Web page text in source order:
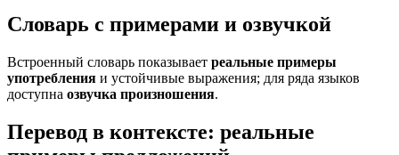
Словарь с примерами и озвучкой
Встроенный словарь показывает реальные примеры
употребления и устойчивые выражения; для ряда языков
доступна озвучка произношения.
Перевод в контексте: реальные